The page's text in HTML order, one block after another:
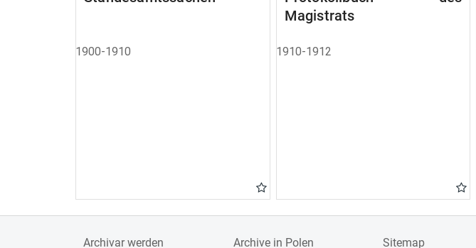
1900-1910
Magistrats
1910-1912
Archivar werden Archive in Polen Sitemap